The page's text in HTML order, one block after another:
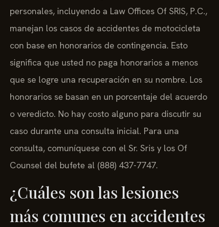
personales, incluyendo a Law Offices Of SRIS, P.C.,
manejan los casos de accidentes de motocicleta
con base en honorarios de contingencia. Esto
significa que usted no paga honorarios a menos
que se logre una recuperación en su nombre. Los
honorarios se basan en un porcentaje del acuerdo
o veredicto. No hay costo alguno para discutir su
caso durante una consulta inicial. Para una
consulta, comuníquese con el Sr. Sris y los Of
Counsel del bufete al (888) 437-7747.
¿Cuáles son las lesiones
más comunes en accidentes